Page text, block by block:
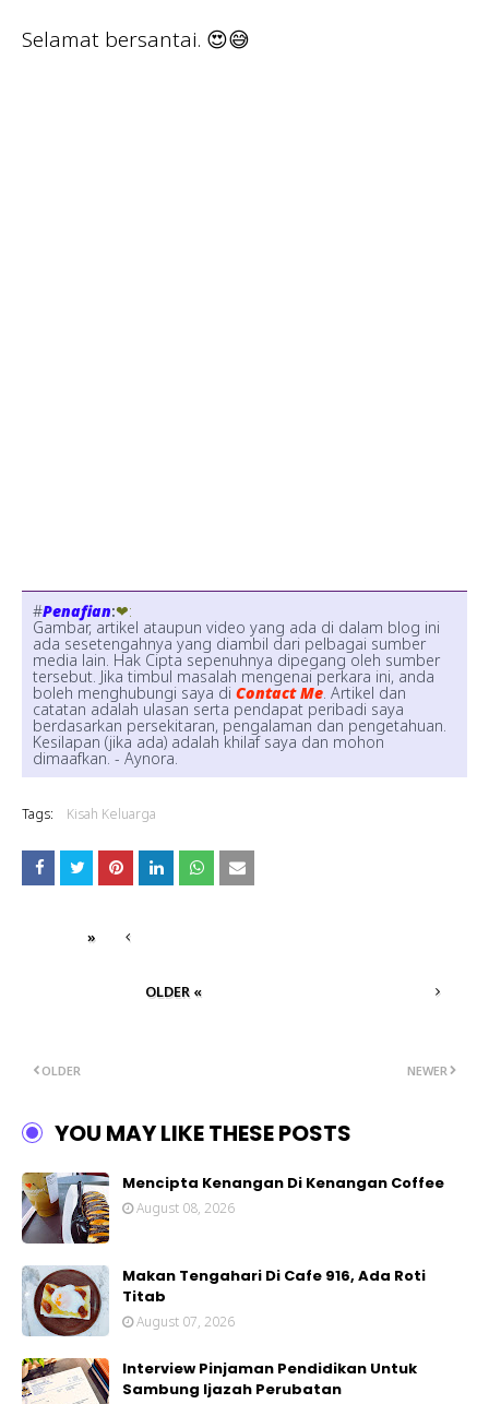
Selamat bersantai. 😍😅
#Penafian:❤:
Gambar, artikel ataupun video yang ada di dalam blog ini
ada sesetengahnya yang diambil dari pelbagai sumber
media lain. Hak Cipta sepenuhnya dipegang oleh sumber
tersebut. Jika timbul masalah mengenai perkara ini, anda
boleh menghubungi saya di Contact Me . Artikel dan
catatan adalah ulasan serta pendapat peribadi saya
berdasarkan persekitaran, pengalaman dan pengetahuan.
Kesilapan (jika ada) adalah khilaf saya dan mohon
dimaafkan. - Aynora.
Tags: Kisah Keluarga
»
OLDER «
NEWER
OLDER
YOU MAY LIKE THESE POSTS
Mencipta Kenangan Di Kenangan Coffee
August 08, 2026
Makan Tengahari Di Cafe 916, Ada Roti
Titab
August 07, 2026
Interview Pinjaman Pendidikan Untuk
Sambung Ijazah Perubatan